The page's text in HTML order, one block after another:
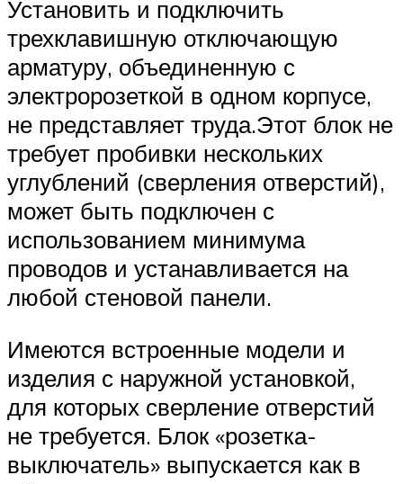
Установить и подключить
трехклавишную отключающую
арматуру, объединенную с
электророзеткой в одном корпусе,
не представляет труда.Этот блок не
требует пробивки нескольких
углублений (сверления отверстий),
может быть подключен с
использованием минимума
проводов и устанавливается на
любой стеновой панели.
Имеются встроенные модели и
изделия с наружной установкой,
для которых сверление отверстий
не требуется. Блок «розетка-
выключатель» выпускается как в